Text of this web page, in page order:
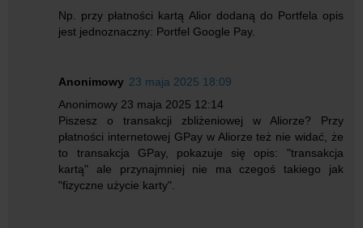
Np. przy płatności kartą Alior dodaną do Portfela opis
jest jednoznaczny: Portfel Google Pay.
Anonimowy 23 maja 2025 18:09
Anonimowy 23 maja 2025 12:14
Piszesz o transakcji zbliżeniowej w Aliorze? Przy
płatności internetowej GPay w Aliorze też nie widać, że
to transakcja GPay, pokazuje się opis: "transakcja
kartą" ale przynajmniej nie ma czegoś takiego jak
"fizyczne użycie karty".